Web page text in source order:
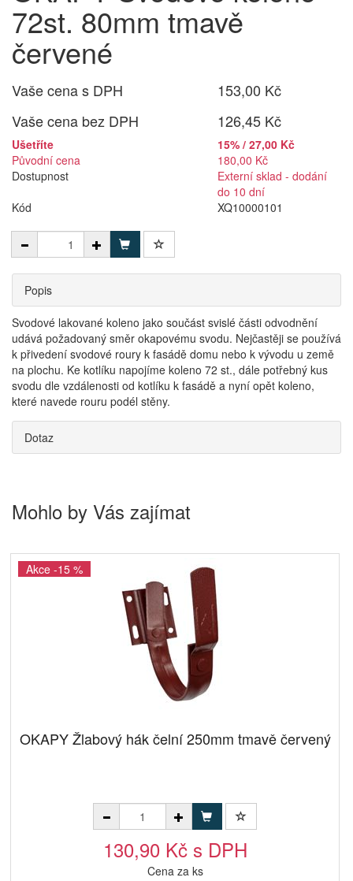
72st. 80mm tmavě
červené
Vaše cena s DPH
153,00 Kč
Vaše cena bez DPH
126,45 Kč
Ušetříte
15% / 27,00 Kč
Původní cena
180,00 Kč
Dostupnost
Externí sklad - dodání
do 10 dní
Kód
XQ10000101
Popis
Svodové lakované koleno jako součást svislé části odvodnění
udává požadovaný směr okapovému svodu. Nejčastěji se používá
k přivedení svodové roury k fasádě domu nebo k vývodu u země
na plochu. Ke kotlíku napojíme koleno 72 st., dále potřebný kus
svodu dle vzdálenosti od kotlíku k fasádě a nyní opět koleno,
které navede rouru podél stěny.
Dotaz
Mohlo by Vás zajímat
Akce -15 %
OKAPY Žlabový hák čelní 250mm tmavě červený
130,90 Kč s DPH
Cena za ks